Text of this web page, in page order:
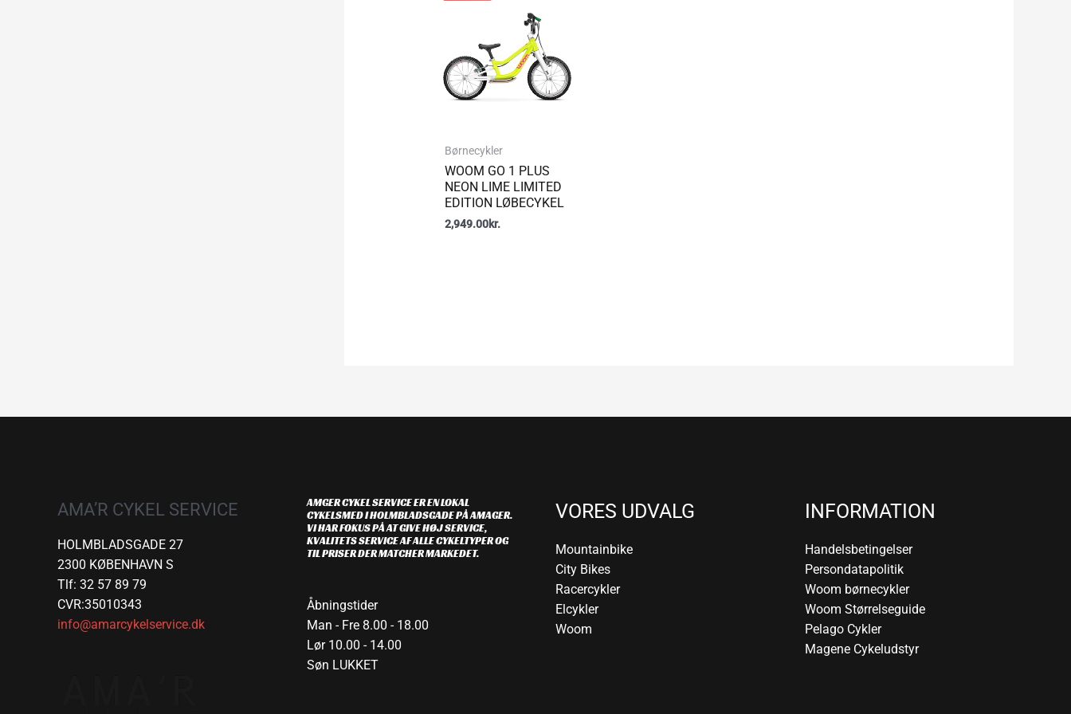
Børnecykler
WOOM GO 1 PLUS
NEON LIME LIMITED
EDITION LØBECYKEL
2,949.00kr.
AMA’R CYKEL SERVICE
HOLMBLADSGADE 27
2300 KØBENHAVN S
Tlf: 32 57 89 79
CVR:35010343
info@amarcykelservice.dk
AMGER CYKEL SERVICE ER EN LOKAL
CYKELSMED I HOLMBLADSGADE PÅ AMAGER.
VI HAR FOKUS PÅ AT GIVE HØJ SERVICE,
KVALITETS SERVICE AF ALLE CYKELTYPER OG
TIL PRISER DER MATCHER MARKEDET.
Åbningstider
Man - Fre 8.00 - 18.00
Lør 10.00 - 14.00
Søn LUKKET
VORES UDVALG
Mountainbike
City Bikes
Racercykler
Elcykler
Woom
INFORMATION
Handelsbetingelser
Persondatapolitik
Woom børnecykler
Woom Størrelseguide
Pelago Cykler
Magene Cykeludstyr